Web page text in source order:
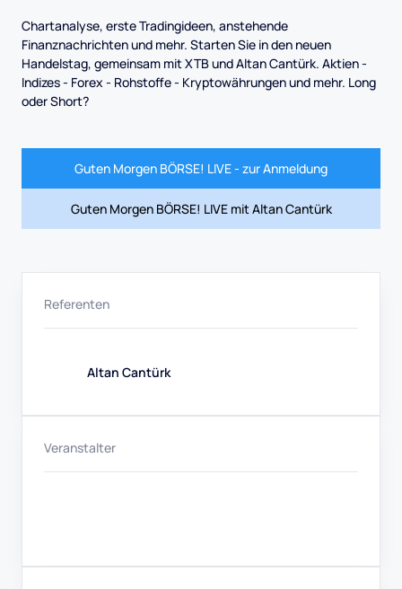
Chartanalyse, erste Tradingideen, anstehende
Finanznachrichten und mehr. Starten Sie in den neuen
Handelstag, gemeinsam mit XTB und Altan Cantürk. Aktien -
Indizes - Forex - Rohstoffe - Kryptowährungen und mehr. Long
oder Short?
Guten Morgen BÖRSE! LIVE - zur Anmeldung
Guten Morgen BÖRSE! LIVE mit Altan Cantürk
Referenten
Altan Cantürk
Veranstalter